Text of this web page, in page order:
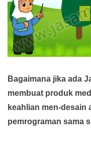
Bagaimana jika ada
membuat produk
keahlian men-desain
pemrograman sama